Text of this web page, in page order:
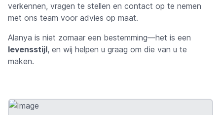
verkennen, vragen te stellen en contact op te nemen
met ons team voor advies op maat.
Alanya is niet zomaar een bestemming—het is een
levensstijl, en wij helpen u graag om die van u te
maken.